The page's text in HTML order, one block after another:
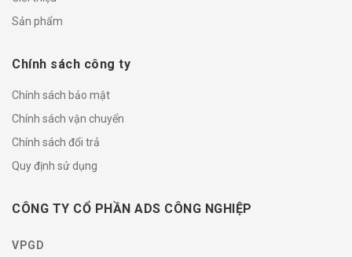
Sản phẩm
Chính sách công ty
Chính sách bảo mật
Chính sách vận chuyển
Chính sách đổi trả
Quy định sử dụng
CÔNG TY CỔ PHẦN ADS CÔNG NGHIỆP
VPGD